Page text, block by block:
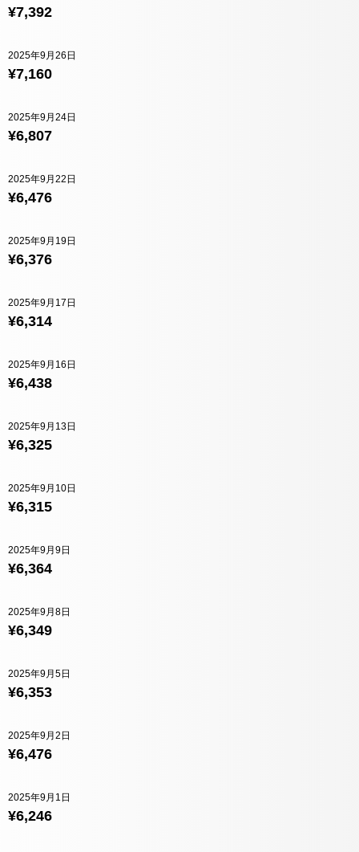
¥7,392
¥7,160
2025年9月26日
¥6,807
2025年9月24日
¥6,476
2025年9月22日
¥6,376
2025年9月19日
¥6,314
2025年9月17日
¥6,438
2025年9月16日
¥6,325
2025年9月13日
¥6,315
2025年9月10日
¥6,364
2025年9月9日
¥6,349
2025年9月8日
¥6,353
2025年9月5日
¥6,476
2025年9月2日
¥6,246
2025年9月1日